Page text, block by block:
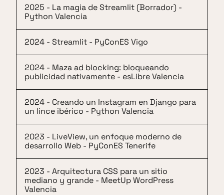
2025 - La magia de Streamlit (Borrador) -
Python Valencia
2024 - Streamlit - PyConES Vigo
2024 - Maza ad blocking: bloqueando
publicidad nativamente - esLibre Valencia
2024 - Creando un Instagram en Django para
un lince ibérico - Python Valencia
2023 - LiveView, un enfoque moderno de
desarrollo Web - PyConES Tenerife
2023 - Arquitectura CSS para un sitio
mediano y grande - MeetUp WordPress
Valencia